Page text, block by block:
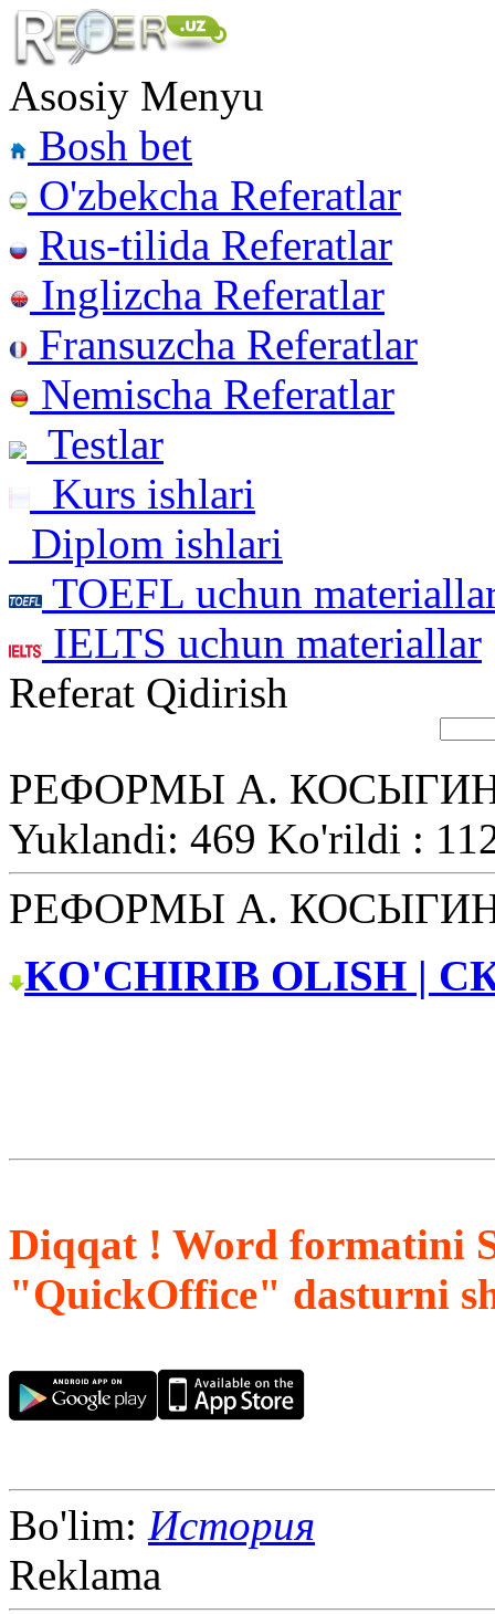
Asosiy Menyu
Bosh bet
O'zbekcha Referatlar
Rus-tilida Referatlar
Inglizcha Referatlar
Fransuzcha Referatlar
Nemischa Referatlar
Testlar
Kurs ishlari
Diplom ishlari
TOEFL uchun
IELTS uchun materiallar
Referat Qidirish
РЕФОРМЫ А.
Yuklandi: 469 Ko'rildi :
РЕФОРМЫ А.
KO'CHIRIB OLISH |
Diqqat ! Word formatini
"QuickOffice" dasturni
Bo'lim: История
Reklama